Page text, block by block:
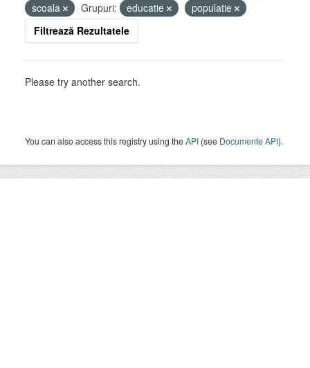
scoala
Grupuri: educatie
populatie
Filtrează Rezultatele
Please try another search.
You can also access this registry using theAPI (see Documente API).